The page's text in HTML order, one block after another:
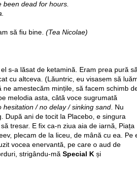
been dead for hours.
să fiu bine. (Tea Nicolae)
s-a lăsat de ketamină. Eram prea pură
cu altceva. (Lăuntric, eu visasem să
amestecăm mințile, să facem schimb
melodia asta, câtă voce sugrumată
hesitation / no delay / sinking sand. Nu
După ani de tocit la Placebo, e singura
tresar. E fix ca-n ziua aia de iarnă, Piața
plecam de la liceu, de mână cu ea. Pe
vocea enervantă, pe care o aud de
strigându-mă Special K și